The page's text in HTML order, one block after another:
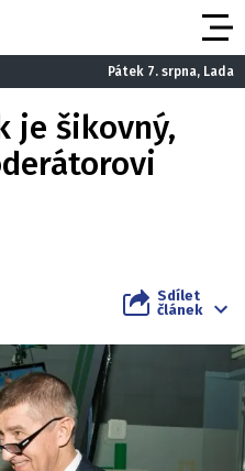
Pátek 7. srpna, Lada
je šikovný,
Sdílet
článek